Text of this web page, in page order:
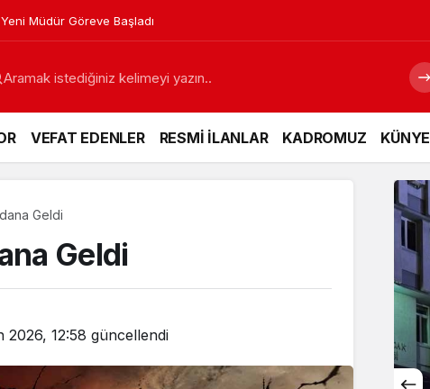
Başlıyor
VEFAT EDENLER RESMİ İLANLAR KADROMUZ KÜNYE
Geldi
Geldi
2026, 12:58 güncellendi